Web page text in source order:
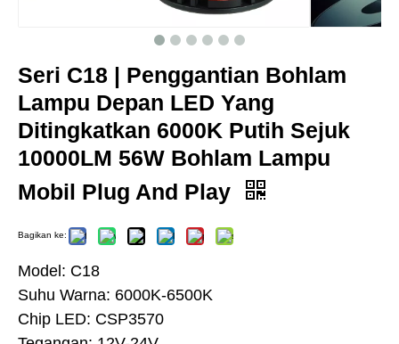
Seri C18 | Penggantian Bohlam
Lampu Depan LED Yang
Ditingkatkan 6000K Putih Sejuk
10000LM 56W Bohlam Lampu
Mobil Plug And Play
Bagikan ke:
Model: C18
Suhu Warna: 6000K-6500K
Chip LED: CSP3570